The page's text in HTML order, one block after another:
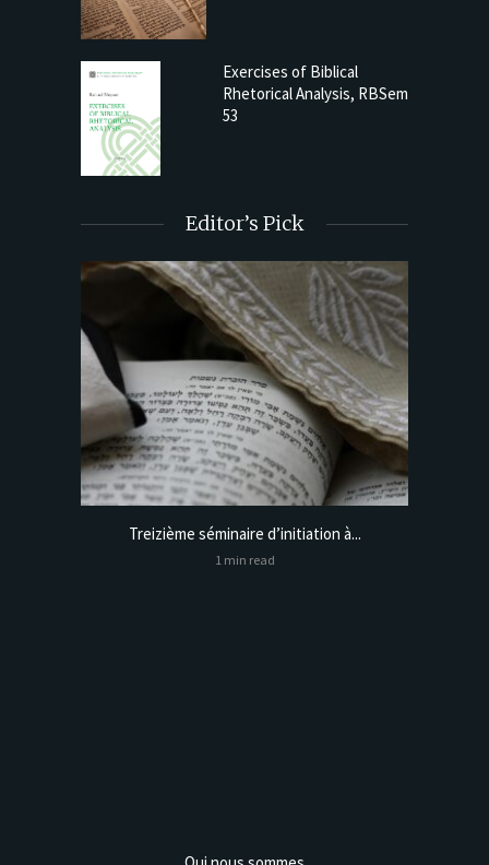
Exercises of Biblical
Rhetorical Analysis, RBSem
53
Editor’s Pick
Treizième séminaire d’initiation à...
1 min read